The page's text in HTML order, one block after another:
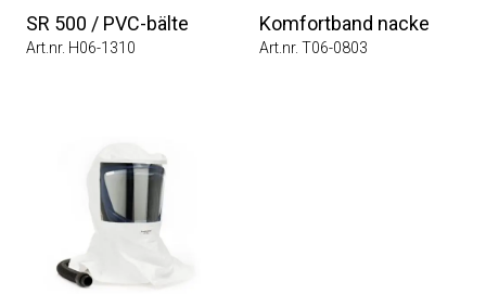
SR 500 / PVC-bälte
Art.nr. H06-1310
Komfortband nacke
Art.nr. T06-0803